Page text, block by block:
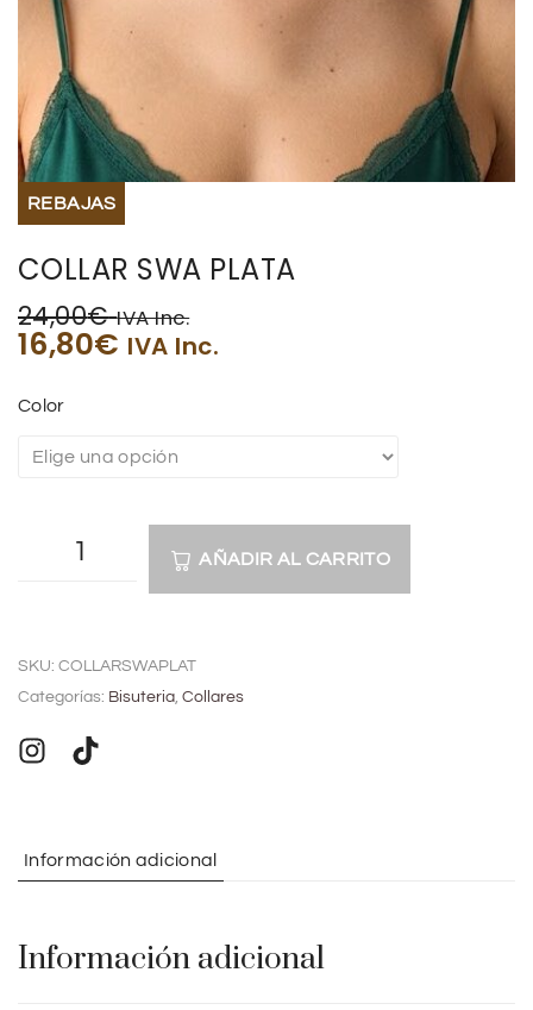
BOLSOS Y MONEDEROS
COMPLEMENTOS
REBAJAS
COLLAR SWA PLATA
24,00€ IVA Inc.
16,80€ IVA Inc.
Color
AÑADIR AL CARRITO
t
r
i
e
SKU: COLLARSWAPLAT
Categorías: Bisuteria, Collares
Información adicional
Información adicional